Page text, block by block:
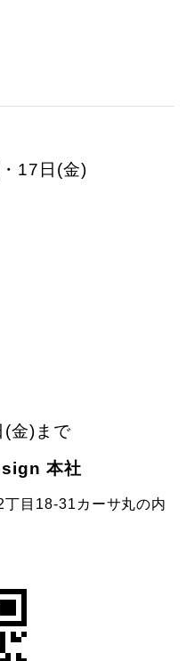
17日(金)
(金)まで
本社
目18-31カーサ丸の内